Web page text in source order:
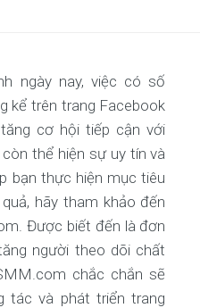
ngày nay, việc có số
kể trên trang Facebook
cơ hội tiếp cận với
thể hiện sự uy tín và
bạn thực hiện mục tiêu
hãy tham khảo đến
Được biết đến là đơn
người theo dõi chất
chắc chắn sẽ
tác và phát triển trang